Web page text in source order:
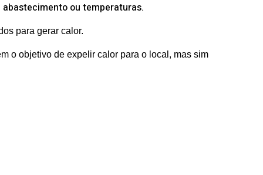
ou temperaturas.
para gerar calor.
o objetivo de expelir calor para o local, mas sim